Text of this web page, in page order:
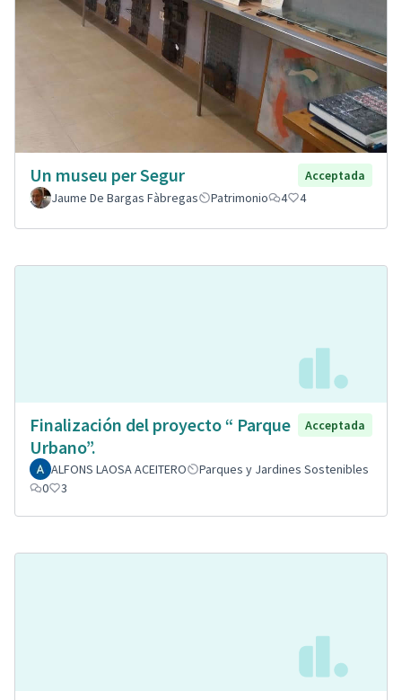
Un museu per Segur
Acceptada
Jaume De Bargas Fàbregas
Patrimonio 4 4
Finalización del proyecto “ Parque
Urbano”.
Acceptada
ALFONS LAOSA ACEITERO
Parques y Jardines Sostenibles
0
3